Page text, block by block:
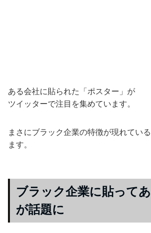
ある会社に貼られた「ポスター」が
ツイッターで注目を集めています。
まさにブラック企業の特徴が現れてい
ます。
ブラック企業に貼って
が話題に